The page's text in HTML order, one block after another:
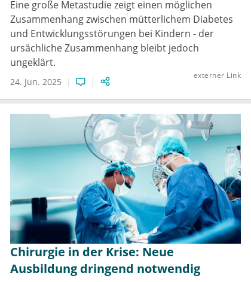
Eine große Metastudie zeigt einen möglichen
Zusammenhang zwischen mütterlichem Diabetes
und Entwicklungsstörungen bei Kindern - der
ursächliche Zusammenhang bleibt jedoch
ungeklärt.
24. Jun. 2025
externer Link
Chirurgie in der Krise: Neue
Ausbildung dringend notwendig